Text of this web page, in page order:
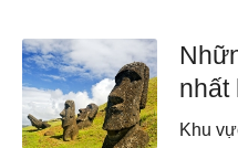
nhất
Khu